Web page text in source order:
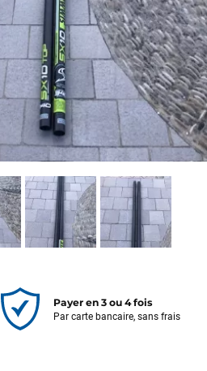
Payer en 3 ou 4 fois
Par carte bancaire, sans frais